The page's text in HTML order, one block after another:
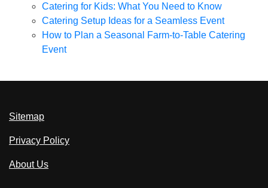
Catering for Kids: What You Need to Know
Catering Setup Ideas for a Seamless Event
How to Plan a Seasonal Farm-to-Table Catering
Event
Sitemap
Privacy Policy
About Us